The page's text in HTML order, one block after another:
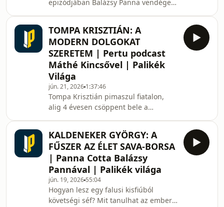
amelyek sok nő életét alapjaiban
forgatják
epizódjában Balázsy Panna vendége
válásról beszélgetnek – de egészen
más szemszögből, mint ahogyan azt
általában szoktuk.Valóban kudarc egy
kapcsolat, ha véget ér? Miért jut el sok
pár odáig, hogy már csak a
sérelmeket látják egymásban? És
vajon lehet-e úgy lezárni egy
házasságot, hogy közben
megmaradjon a tisztelet?Dorka több
mint
TOMPA KRISZTIÁN: A
MODERN DOLGOKAT
SZERETEM | Pertu podcast
Máthé Kincsővel | Palikék
Világa
jún. 21, 2026 1:37:46
Tompa Krisztián pimaszul fiatalon,
alig 4 évesen csöppent bele a
sikerre halmoz. Szakmai
kompetenciáját több száz serleg és
temérdek elismerés igazolja, hiszen
mára tízszeres román-, kétszeres
magyar- és hatszoros Balkán-bajnoki
cím tulajdonosa, miközben tavaly
tizenegyedik alkalommal kapta meg
az Év Sportolója kitüntetést
KALDENEKER GYÖRGY: A
FŰSZER AZ ÉLET SAVA-BORSA
| Panna Cotta Balázsy
Pannával | Palikék világa
jún. 19, 2026 55:04
Hogyan lesz egy falusi kisfiúból
követségi séf? Mit tanulhat az ember